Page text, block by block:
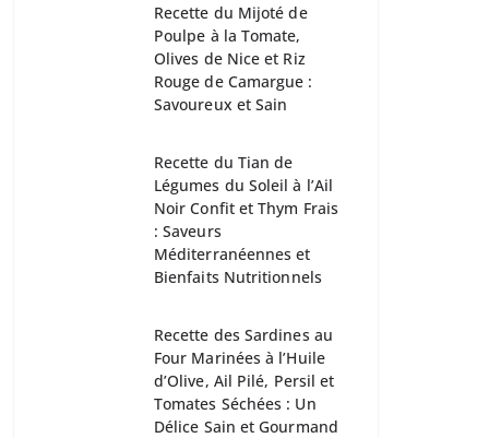
Recette du Mijoté de
Poulpe à la Tomate,
Olives de Nice et Riz
Rouge de Camargue :
Savoureux et Sain
Recette du Tian de
Légumes du Soleil à l’Ail
Noir Confit et Thym Frais
: Saveurs
Méditerranéennes et
Bienfaits Nutritionnels
Recette des Sardines au
Four Marinées à l’Huile
d’Olive, Ail Pilé, Persil et
Tomates Séchées : Un
Délice Sain et Gourmand